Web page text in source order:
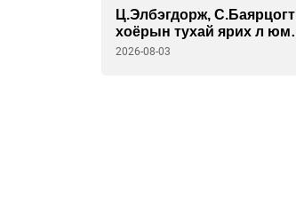
Ц.Элбэгдорж, С.Баярцогт
хоёрын тухай ярих л юм
бол бензинд очирлуулж
2026-08-03